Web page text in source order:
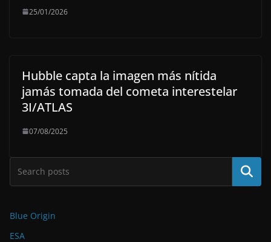
25/01/2026
Hubble capta la imagen más nítida
jamás tomada del cometa interestelar
3I/ATLAS
07/08/2025
Buscar
Blue Origin
ESA